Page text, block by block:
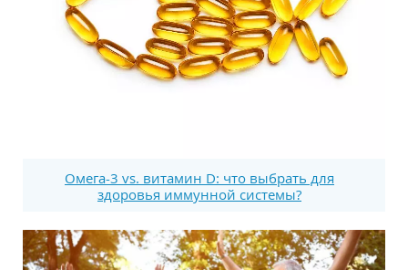
Омега-3 vs. витамин D: что выбрать для
здоровья иммунной системы?